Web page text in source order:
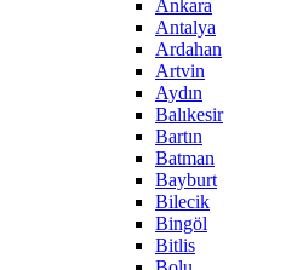
Ankara
Antalya
Ardahan
Artvin
Aydın
Balıkesir
Bartın
Batman
Bayburt
Bilecik
Bingöl
Bitlis